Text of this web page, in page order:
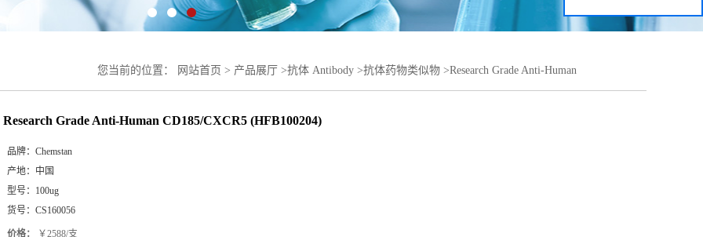
您当前的位置： 网站首页 > 产品展厅 >抗体 Antibody >抗体药物类似物 >Research Grade Anti-Human
Research Grade Anti-Human CD185/CXCR5 (HFB100204)
品牌： Chemstan
产地： 中国
型号： 100ug
货号： CS160056
价格： ￥2588/支